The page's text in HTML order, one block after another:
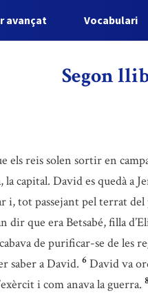
avançat Vocabulari
Segon
els reis solen sortir en
capital. David es quedà a
i, tot passejant pel terrat
dir que era Betsabé, filla
de purificar-se de les
saber a David. 6 David va
i com anava la guerra.